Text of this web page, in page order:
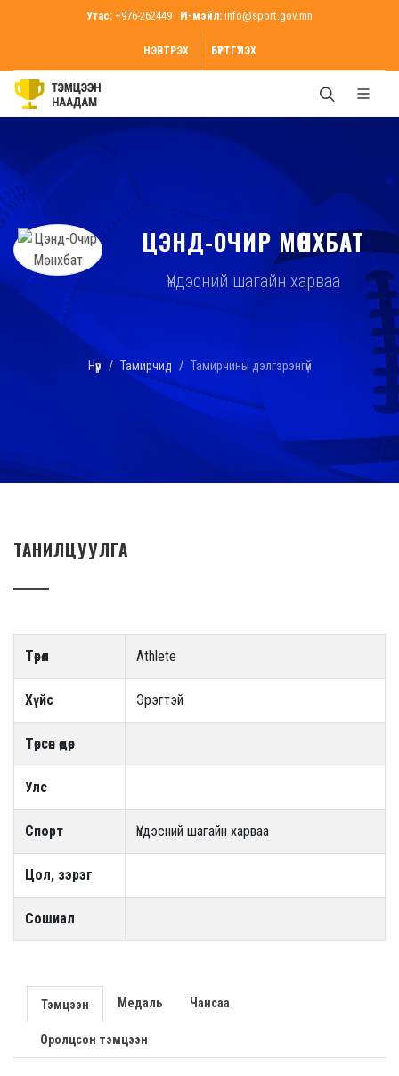
Утас: +976-262449 И-мэйл: info@sport.gov.mn
НЭВТРЭХ БҮРТГҮҮЛЭХ
ЦЭНД-ОЧИР МӨНХБАТ
Үндэсний шагайн харваа
Нүүр Тамирчид Тамирчины дэлгэрэнгүй
ТАНИЛЦУУЛГА
Төрөл Athlete
Хүйс Эрэгтэй
Төрсөн өдөр
Улс
Спорт Үндэсний шагайн харваа
Цол, зэрэг
Сошиал
Тэмцээн Медаль Чансаа
Оролцсон тэмцээн